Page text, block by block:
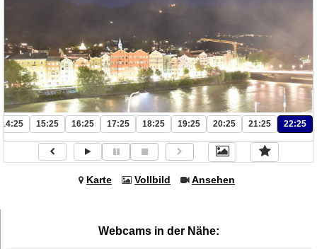
14:25 15:25 16:25 17:25 18:25 19:25 20:25 21:25 22:25
Karte Vollbild Ansehen
Webcams in der Nähe: